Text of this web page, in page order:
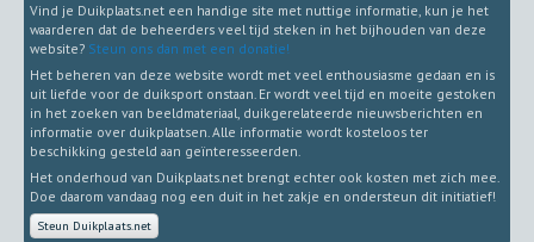
Vind je Duikplaats.net een handige site met nuttige informatie, kun je het
waarderen dat de beheerders veel tijd steken in het bijhouden van deze
website? Steun ons dan met een donatie!
Het beheren van deze website wordt met veel enthousiasme gedaan en is
uit liefde voor de duiksport onstaan. Er wordt veel tijd en moeite gestoken
in het zoeken van beeldmateriaal, duikgerelateerde nieuwsberichten en
informatie over duikplaatsen. Alle informatie wordt kosteloos ter
beschikking gesteld aan geïnteresseerden.
Het onderhoud van Duikplaats.net brengt echter ook kosten met zich mee.
Doe daarom vandaag nog een duit in het zakje en ondersteun dit initiatief!
Steun Duikplaats.net